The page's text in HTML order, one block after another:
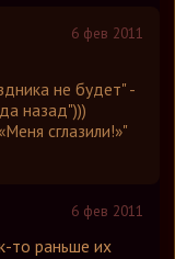
6 фев 2011
не будет" -
назад")))
сглазили!»"
6 фев 2011
то раньше их